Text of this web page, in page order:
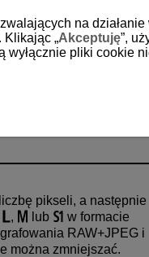
pikseli, a następnie
, lub
w formacie
RAW+JPEG i
można zmniejszać.
na działanie
. Klikając „Akceptuję”,
wyłącznie pliki cookie